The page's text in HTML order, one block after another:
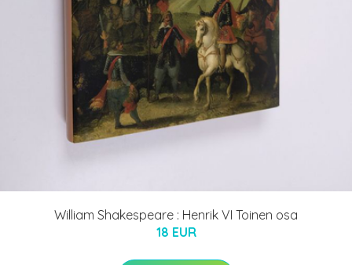
William Shakespeare : Henrik VI Toinen osa
18 EUR